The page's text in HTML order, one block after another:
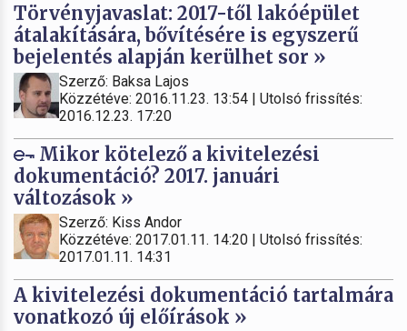
Törvényjavaslat: 2017-től lakóépület
átalakítására, bővítésére is egyszerű
bejelentés alapján kerülhet sor »
Szerző: Baksa Lajos
Közzétéve: 2016.11.23. 13:54 | Utolsó frissítés:
2016.12.23. 17:20
Mikor kötelező a kivitelezési
dokumentáció? 2017. januári
változások »
Szerző: Kiss Andor
Közzétéve: 2017.01.11. 14:20 | Utolsó frissítés:
2017.01.11. 14:31
A kivitelezési dokumentáció tartalmára
vonatkozó új előírások »